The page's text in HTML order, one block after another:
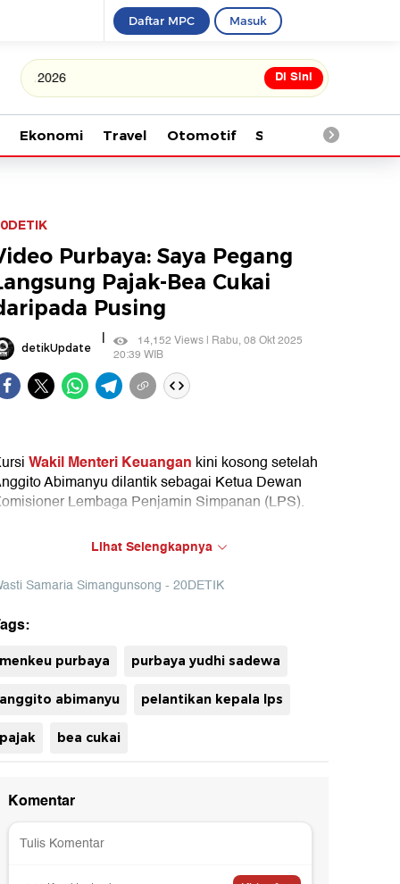
Daftar MPC Masuk
Tonton kabar terbaru
Di Sini
Ekonomi Travel Otomotif Saintek
Purbaya: Saya Pegang
Pajak-Bea Cukai
Pusing
detikUpdate |
14,152 Views | Rabu, 08 Okt 2025
20:39 WIB
Wakil Menteri Keuangan kini kosong setelah
Abimanyu dilantik sebagai Ketua Dewan
Lembaga Penjamin Simpanan (LPS).
kini hanya memiliki dua wakil, yaitu Suahasil Nazara
Thomas Djiwandono.
Lihat Selengkapnya
Samaria Simangunsong - 20DETIK
menkeu purbaya purbaya yudhi sadewa
anggito abimanyu pelantikan kepala lps
pajak bea cukai